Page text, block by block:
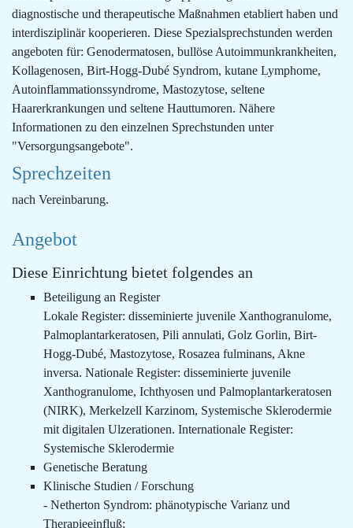
diagnostische und therapeutische Maßnahmen etabliert haben und
interdisziplinär kooperieren. Diese Spezialsprechstunden werden
angeboten für: Genodermatosen, bullöse Autoimmunkrankheiten,
Kollagenosen, Birt-Hogg-Dubé Syndrom, kutane Lymphome,
Autoinflammationssyndrome, Mastozytose, seltene
Haarerkrankungen und seltene Hauttumoren. Nähere
Informationen zu den einzelnen Sprechstunden unter
"Versorgungsangebote".
Sprechzeiten
nach Vereinbarung.
Angebot
Diese Einrichtung bietet folgendes an
Beteiligung an Register
Lokale Register: disseminierte juvenile Xanthogranulome,
Palmoplantarkeratosen, Pili annulati, Golz Gorlin, Birt-
Hogg-Dubé, Mastozytose, Rosazea fulminans, Akne
inversa. Nationale Register: disseminierte juvenile
Xanthogranulome, Ichthyosen und Palmoplantarkeratosen
(NIRK), Merkelzell Karzinom, Systemische Sklerodermie
mit digitalen Ulzerationen. Internationale Register:
Systemische Sklerodermie
Genetische Beratung
Klinische Studien / Forschung
- Netherton Syndrom: phänotypische Varianz und
Therapieeinfluß;